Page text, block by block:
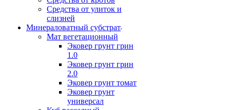
Средства от улиток и
слизней
Минераловатный субстрат
Мат вегетационный
Эковер грунт грин
1.0
Эковер грунт грин
2.0
Эковер грунт томат
Эковер грунт
универсал